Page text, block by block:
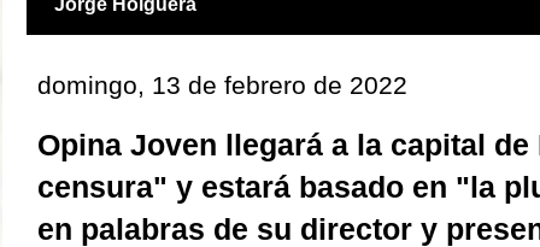
Jorge Holguera
domingo, 13 de febrero de 2022
Opina Joven llegará a la capital
censura" y estará basado en "la
en palabras de su director y